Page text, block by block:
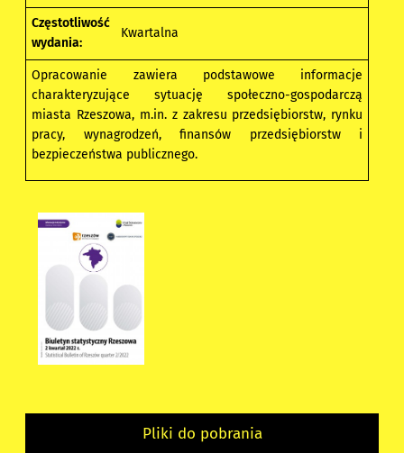
Częstotliwość
wydania:
Kwartalna
Opracowanie zawiera podstawowe informacje
charakteryzujące sytuację społeczno-gospodarczą
miasta Rzeszowa, m.in. z zakresu przedsiębiorstw, rynku
pracy, wynagrodzeń, finansów przedsiębiorstw i
bezpieczeństwa publicznego.
Pliki do pobrania